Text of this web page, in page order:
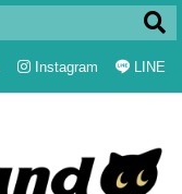
Instagram LINE